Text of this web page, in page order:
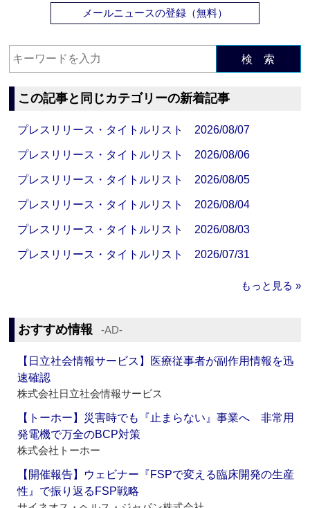
メールニュースの登録（無料）
検 索
この記事と同じカテゴリーの新着記事
プレスリリース・タイトルリスト 2026/08/07
プレスリリース・タイトルリスト 2026/08/06
プレスリリース・タイトルリスト 2026/08/05
プレスリリース・タイトルリスト 2026/08/04
プレスリリース・タイトルリスト 2026/08/03
プレスリリース・タイトルリスト 2026/07/31
もっと見る »
おすすめ情報 ‐AD‐
【日立社会情報サービス】医療従事者が副作用情報を迅
速確認
株式会社日立社会情報サービス
【トーホー】災害時でも『止まらない』事業へ 非常用
発電機で万全のBCP対策
株式会社トーホー
【開催報告】ウェビナー『FSPで変える臨床開発の生産
性』で振り返るFSP戦略